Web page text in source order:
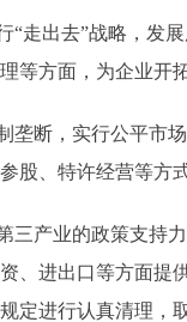
出去”战略，发展
等方面，为企业
断，实行公平市场
股、特许经营等方
产业的政策支持力
、进出口等方面提
定进行认真清理，